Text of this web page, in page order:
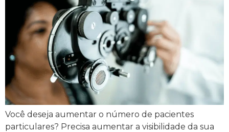
Você deseja aumentar o número de pacientes
particulares? Precisa aumentar a visibilidade da sua